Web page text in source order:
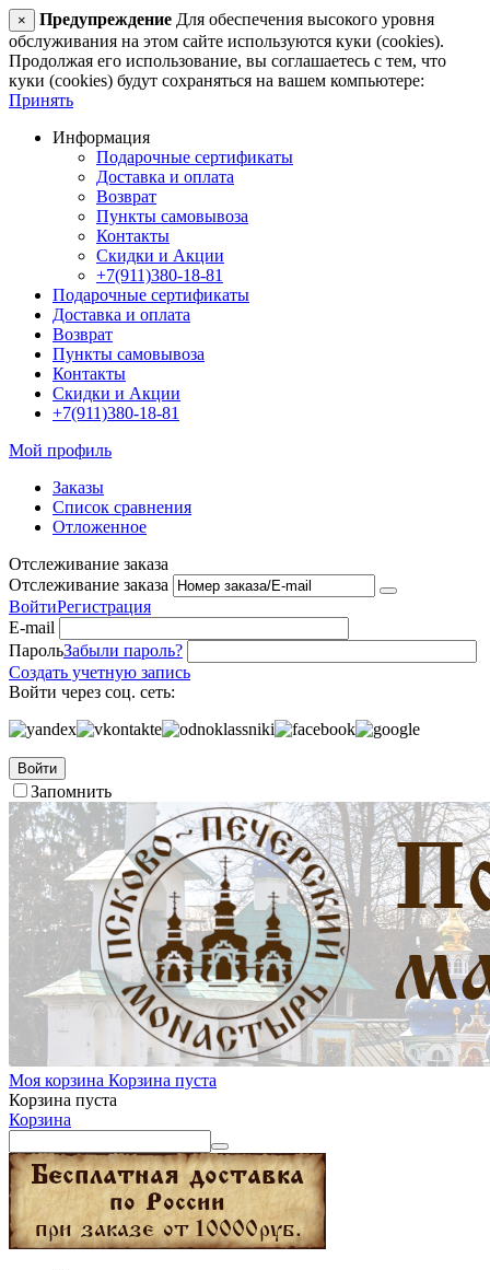
× Предупреждение Для обеспечения высокого уровня
обслуживания на этом сайте используются куки (cookies).
Продолжая его использование, вы соглашаетесь с тем, что
куки (cookies) будут сохраняться на вашем компьютере:
Принять
Информация
Подарочные сертификаты
Доставка и оплата
Возврат
Пункты самовывоза
Контакты
Скидки и Акции
+7(911)380-18-81
Подарочные сертификаты
Доставка и оплата
Возврат
Пункты самовывоза
Контакты
Скидки и Акции
+7(911)380-18-81
Мой профиль
Заказы
Список сравнения
Отложенное
Отслеживание заказа
Отслеживание заказа
ВойтиРегистрация
E-mail
ПарольЗабыли пароль?
Создать учетную запись
Войти через соц. сеть:
Войти
Запомнить
Моя корзина Корзина пуста
Корзина пуста
Корзина